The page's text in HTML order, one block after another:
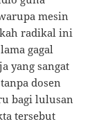
mesin
radikal ini
gagal
yang sangat
dosen
bagi lulusan
tersebut